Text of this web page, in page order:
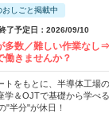
おしごと掲載中
了予定日：2026/09/10
多数／難しい作業な
働きませんか？
トをもとに、半導体工場
＆OJTで基礎から学べ
"半分"が休日！